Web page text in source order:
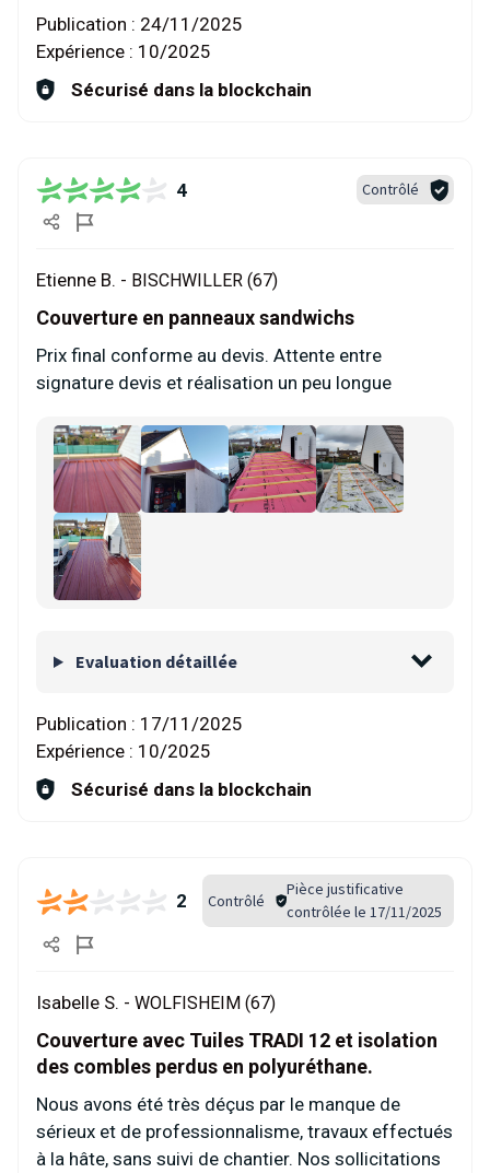
Publication : 24/11/2025
Expérience : 10/2025
Sécurisé dans la blockchain
4 Contrôlé
Etienne B. - BISCHWILLER (67)
Couverture en panneaux sandwichs
Prix final conforme au devis. Attente entre
signature devis et réalisation un peu longue
Evaluation détaillée
Publication : 17/11/2025
Expérience : 10/2025
Sécurisé dans la blockchain
2 Contrôlé
Pièce justificative
contrôlée le 17/11/2025
Isabelle S. - WOLFISHEIM (67)
Couverture avec Tuiles TRADI 12 et isolation
des combles perdus en polyuréthane.
Nous avons été très déçus par le manque de
sérieux et de professionnalisme, travaux effectués
à la hâte, sans suivi de chantier. Nos sollicitations